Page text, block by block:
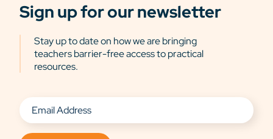
Sign up for our newsletter
Stay up to date on how we are bringing
teachers barrier-free access to practical
resources.